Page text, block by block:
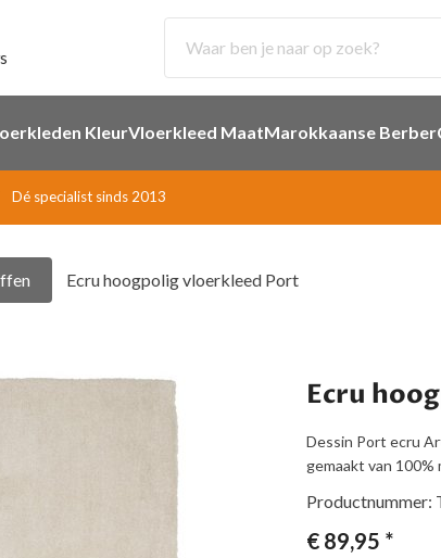
KleurVloerkleed MaatMarokkaanse Berber
Dé specialist sinds 2013
Ecru hoogpolig vloerkleed Port
Ecru
Dessin Port ecru
gemaakt van
€ 89,95 *